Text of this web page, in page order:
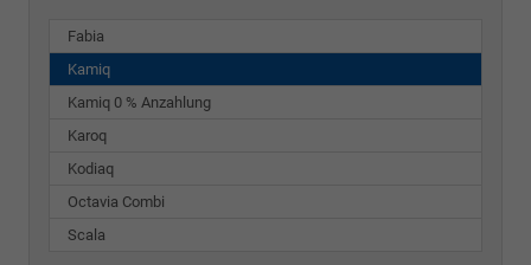
Fabia
Kamiq
Kamiq 0 % Anzahlung
Karoq
Kodiaq
Octavia Combi
Scala